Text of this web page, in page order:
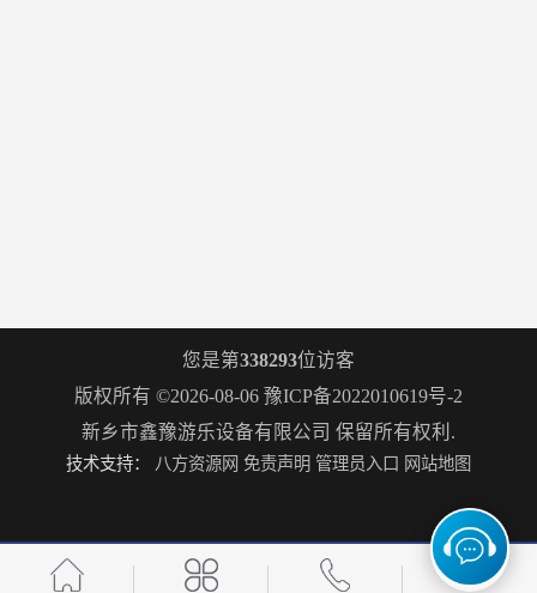
您是第338293位访客
版权所有 ©2026-08-06 豫ICP备2022010619号-2
新乡市鑫豫游乐设备有限公司 保留所有权利.
技术支持： 八方资源网 免责声明 管理员入口 网站地图